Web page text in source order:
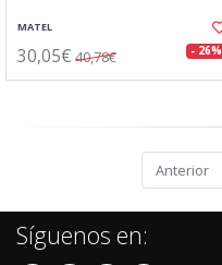
MATEL
30,05€ 40,78€ - 26%
Anterior
Síguenos en: